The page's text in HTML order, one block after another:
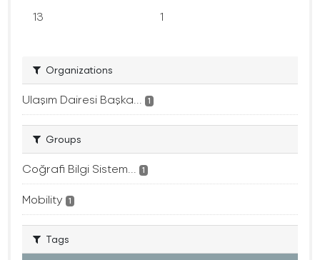
13 1
Organizations
Ulaşım Dairesi Başka... 1
Groups
Coğrafi Bilgi Sistem... 1
Mobility 1
Tags